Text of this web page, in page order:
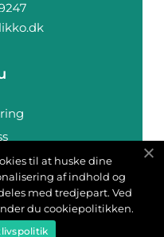
oss
til at huske dine
af indhold og
med tredjepart. Ved
du cookiepolitikken.